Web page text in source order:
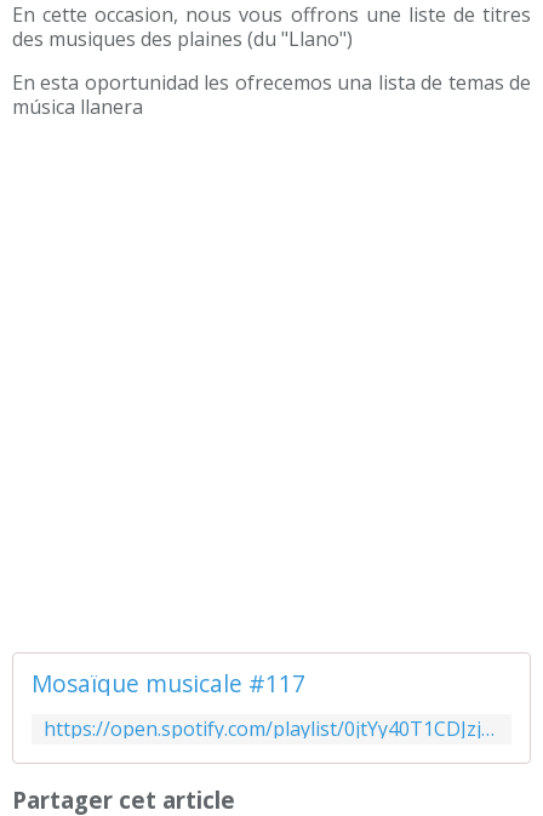
En cette occasion, nous vous offrons une liste de titres
des musiques des plaines (du "Llano")
En esta oportunidad les ofrecemos una lista de temas de
música llanera
Mosaïque musicale #117
https://open.spotify.com/playlist/0jtYy40T1CDJzjfcLbrM2L
Partager cet article